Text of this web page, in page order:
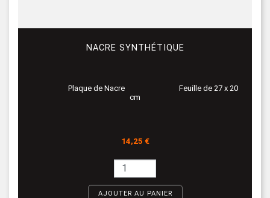
NACRE SYNTHÉTIQUE
Plaque de Nacre Feuille de 27 x 20
cm
Prix
14,25 €
AJOUTER AU PANIER